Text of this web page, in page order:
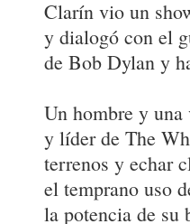
Clarín vio un
y dialogó con el
de Bob Dylan y
Un hombre y
y líder de The
terrenos y echar
el temprano uso
la potencia de su